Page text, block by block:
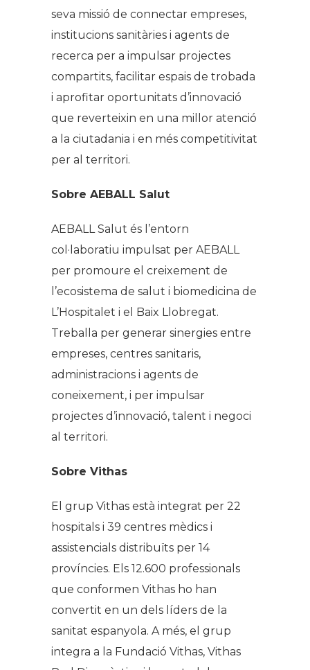
seva missió de connectar empreses,
institucions sanitàries i agents de
recerca per a impulsar projectes
compartits, facilitar espais de trobada
i aprofitar oportunitats d’innovació
que reverteixin en una millor atenció
a la ciutadania i en més competitivitat
per al territori.
Sobre AEBALL Salut
AEBALL Salut és l’entorn
col·laboratiu impulsat per AEBALL
per promoure el creixement de
l’ecosistema de salut i biomedicina de
L’Hospitalet i el Baix Llobregat.
Treballa per generar sinergies entre
empreses, centres sanitaris,
administracions i agents de
coneixement, i per impulsar
projectes d’innovació, talent i negoci
al territori.
Sobre Vithas
El grup Vithas està integrat per 22
hospitals i 39 centres mèdics i
assistencials distribuïts per 14
províncies. Els 12.600 professionals
que conformen Vithas ho han
convertit en un dels líders de la
sanitat espanyola. A més, el grup
integra a la Fundació Vithas, Vithas